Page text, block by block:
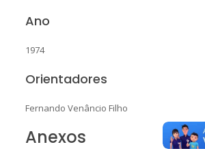
Ano
1974
Orientadores
Fernando Venâncio Filho
Anexos